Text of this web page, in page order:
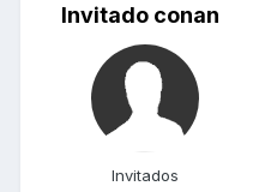
Invitado conan
Invitados